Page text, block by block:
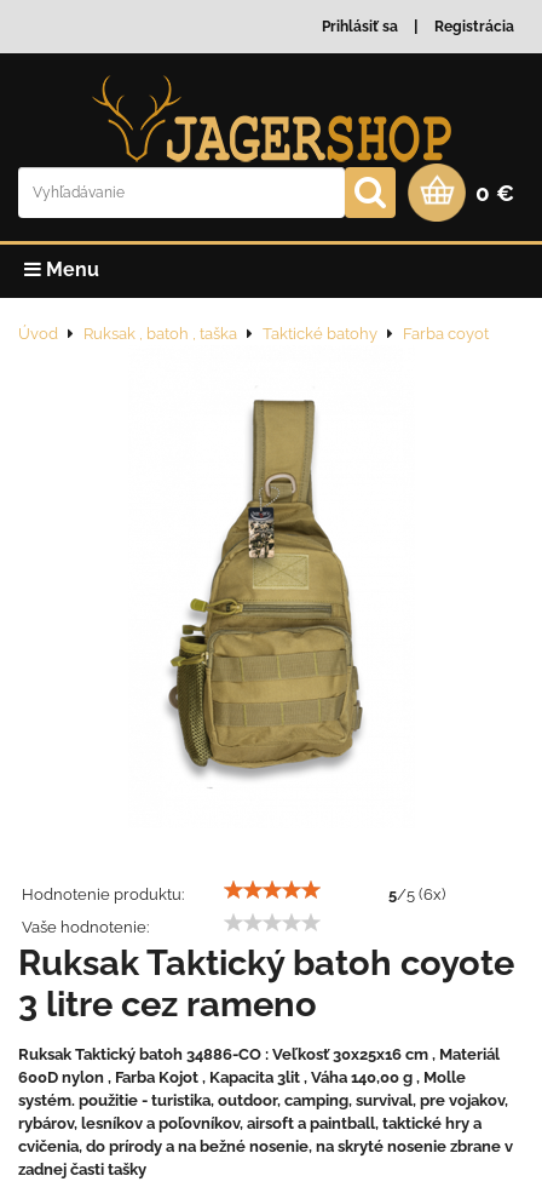
Prihlásiť sa Registrácia
0 €
Menu
Úvod Ruksak , batoh , taška Taktické batohy Farba coyot
Hodnotenie produktu: 5/5 (6x)
Vaše hodnotenie:
Ruksak Taktický batoh coyote
3 litre cez rameno
Ruksak Taktický batoh 34886-CO : Veľkosť 30x25x16 cm , Materiál
600D nylon , Farba Kojot , Kapacita 3lit , Váha 140,00 g , Molle
systém. použitie - turistika, outdoor, camping, survival, pre vojakov,
rybárov, lesníkov a poľovníkov, airsoft a paintball, taktické hry a
cvičenia, do prírody a na bežné nosenie, na skryté nosenie zbrane v
zadnej časti tašky